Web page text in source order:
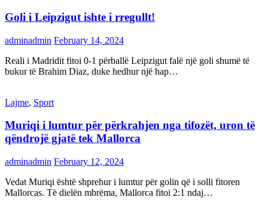
Goli i Leipzigut ishte i rregullt!
adminadmin February 14, 2024
Reali i Madridit fitoi 0-1 përballë Leipzigut falë një goli shumë të
bukur të Brahim Diaz, duke hedhur një hap…
Lajme, Sport
Muriqi i lumtur për përkrahjen nga tifozët, uron të
qëndrojë gjatë tek Mallorca
adminadmin February 12, 2024
Vedat Muriqi është shprehur i lumtur për golin që i solli fitoren
Mallorcas. Të dielën mbrëma, Mallorca fitoi 2:1 ndaj…